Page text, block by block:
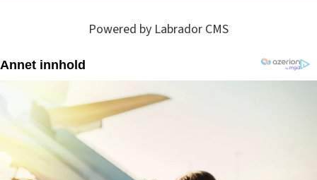
Powered by Labrador CMS